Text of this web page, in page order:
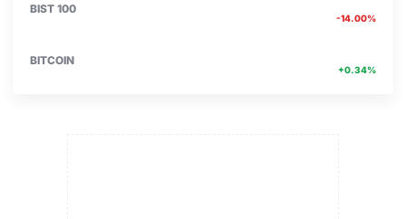
BIST 100
-14.00%
BITCOIN
+0.34%